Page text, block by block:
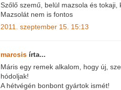
Szőlő szemű, belül mazsola és
Mazsolát nem is fontos
2011. szeptember 15. 15:13
marcsis írta...
Máris egy remek alkalom, hogy új,
hódoljak!
A hétvégén bonbont gyártok ismét!